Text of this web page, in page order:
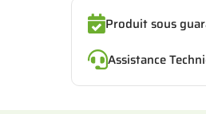
Produit sous
Assistance